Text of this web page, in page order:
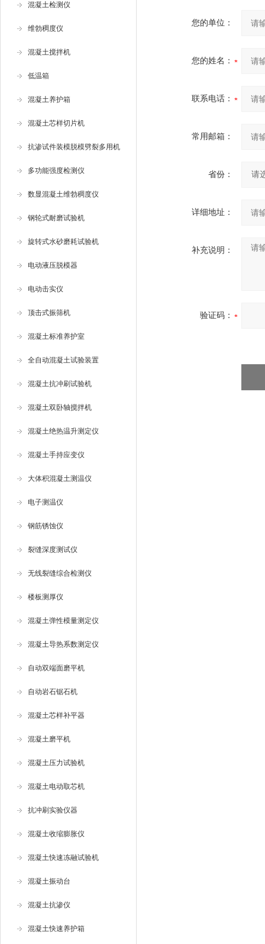
混凝土检测仪
维勃稠度仪
混凝土搅拌机
低温箱
混凝土养护箱
混凝土芯样切片机
抗渗试件装模脱模劈裂多用机
多功能强度检测仪
数显混凝土维勃稠度仪
钢轮式耐磨试验机
旋转式水砂磨耗试验机
电动液压脱模器
电动击实仪
顶击式振筛机
混凝土标准养护室
全自动混凝土试验装置
混凝土抗冲刷试验机
混凝土双卧轴搅拌机
混凝土绝热温升测定仪
混凝土手持应变仪
大体积混凝土测温仪
电子测温仪
钢筋锈蚀仪
裂缝深度测试仪
无线裂缝综合检测仪
楼板测厚仪
混凝土弹性模量测定仪
混凝土导热系数测定仪
自动双端面磨平机
自动岩石锯石机
混凝土芯样补平器
混凝土磨平机
混凝土压力试验机
混凝土电动取芯机
抗冲刷实验仪器
混凝土收缩膨胀仪
混凝土快速冻融试验机
混凝土振动台
混凝土抗渗仪
混凝土快速养护箱
您的单位：
您的姓名：
联系电话：
常用邮箱：
省份：
详细地址：
补充说明：
验证码：